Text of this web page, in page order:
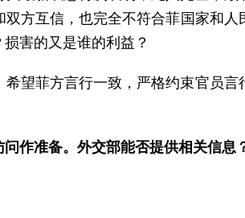
方互信，也完全不符合菲国家和
害的又是谁的利益？
望菲方言行一致，严格约束官员
作准备。外交部能否提供相关信息